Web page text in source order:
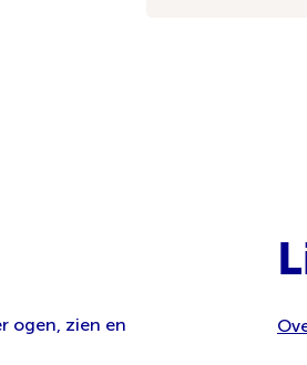
ogen, zien en